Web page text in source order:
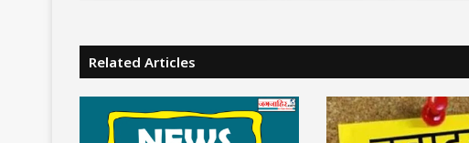
Related Articles